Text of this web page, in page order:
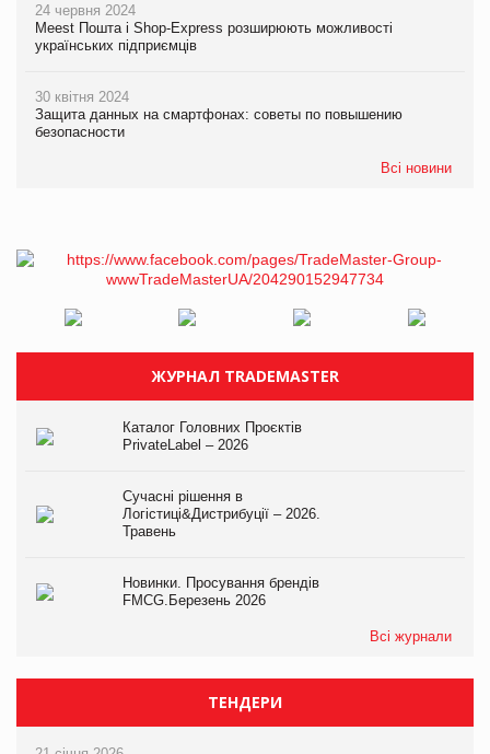
24 червня 2024
Meest Пошта і Shop-Express розширюють можливості
українських підприємців
30 квітня 2024
Защита данных на смартфонах: советы по повышению
безопасности
Всі новини
ЖУРНАЛ TRADEMASTER
Каталог Головних Проєктів
PrivateLabel – 2026
Сучасні рішення в
Логістиці&Дистрибуції – 2026.
Травень
Новинки. Просування брендів
FMCG.Березень 2026
Всі журнали
ТЕНДЕРИ